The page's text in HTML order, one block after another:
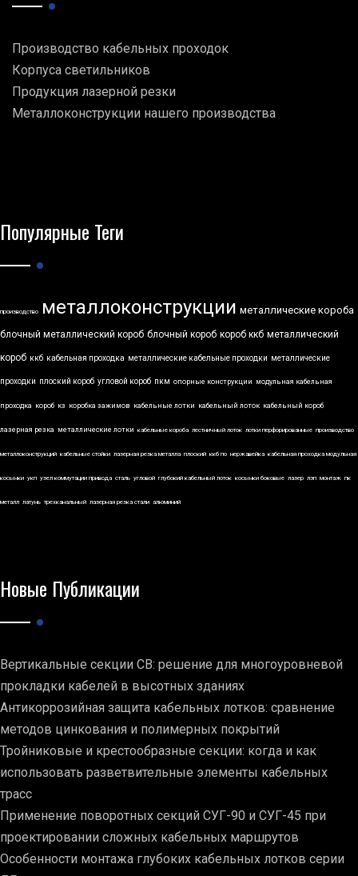
Производство кабельных проходок
Корпуса светильников
Продукция лазерной резки
Металлоконструкции нашего производства
Популярные Теги
производство металлоконструкции металлические короба
блочный металлический короб блочный короб короб ккб металлический
короб ккб кабельная проходка металлические кабельные проходки металлические
проходки плоский короб угловой короб пкм опорные конструкции модульная кабельная
проходка короб кз коробка зажимов кабельные лотки кабельный лоток кабельный короб
лазерная резка металлические лотки кабельные короба лестничный лоток лотки перфорированные производство
металлоконструкций кабельные стойки лазерная резка металла плоский ккб по нержавейка кабельная проходка модульная
косынки укп узел коммутации привода сталь угловой глубокий кабельный лоток косынки боковые лазер лэп монтаж пк
металл латунь трехканальный лазерная резка стали алюминий
Новые Публикации
Вертикальные секции СВ: решение для многоуровневой
прокладки кабелей в высотных зданиях
Антикоррозийная защита кабельных лотков: сравнение
методов цинкования и полимерных покрытий
Тройниковые и крестообразные секции: когда и как
использовать разветвительные элементы кабельных
трасс
Применение поворотных секций СУГ-90 и СУГ-45 при
проектировании сложных кабельных маршрутов
Особенности монтажа глубоких кабельных лотков серии